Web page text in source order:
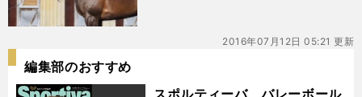
ー
バ
2016年07月12日 05:21 更新
編集部のおすすめ
スポルティーバ バレーボール